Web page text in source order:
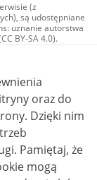
(z
są udostępniane
uznanie autorstwa
BY-SA 4.0).
materiały
typu
użycie
4.0 (CC BY-
inaczej.
oraz do
nim
że
mogą